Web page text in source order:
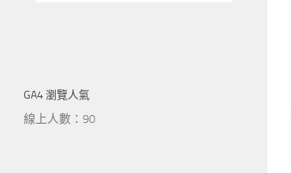
GA4 瀏覽人氣
線上人數：90